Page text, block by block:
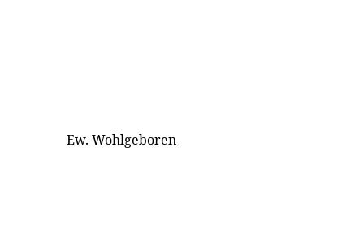
Ew. Wohlgeboren